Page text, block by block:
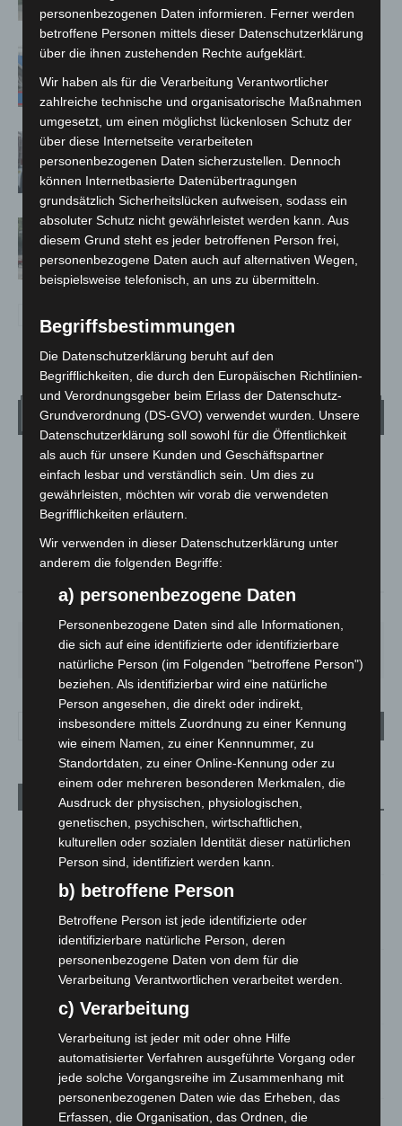
Kreuz
Mann läuft mit Hockeyschläger über
A7 – Polizei sucht Zeugen
Celle: Mensch stirbt bei Bagger-Unfall
auf Baustelle
Gasleitung bei McDonald’s-Umbau in
Langenhagen beschädigt
Wetter
LANGENHAGEN
Überwiegend Bewölkt
23.5°
1.3m/s
MO.
27°
DI.
25°
MI.
26°
DO.
30°
FR.
34°
Aktuelle Beiträge
M’era Luna 2026: 25.000 Fans feiern in Hildesheim
10. August 2026
Kunst trifft Weingenuss: Barbara-Susann Mehring zeigt ihre
A2: Zweite Turbobaustelle startet zwischen Hannover-West
und Bothfeld
8. August 2026
Niedersachsen: Feuerwehrkräfte kehren nach
Waldbrandeinsatz aus Spanien zurück
7. August 2026
Hannover: Erste Tigermücken-Population in Niedersachsen
personenbezogenen Daten informieren. Ferner werden
betroffene Personen mittels dieser Datenschutzerklärung
über die ihnen zustehenden Rechte aufgeklärt.
Wir haben als für die Verarbeitung Verantwortlicher
zahlreiche technische und organisatorische Maßnahmen
umgesetzt, um einen möglichst lückenlosen Schutz der
über diese Internetseite verarbeiteten
personenbezogenen Daten sicherzustellen. Dennoch
können Internetbasierte Datenübertragungen
grundsätzlich Sicherheitslücken aufweisen, sodass ein
absoluter Schutz nicht gewährleistet werden kann. Aus
diesem Grund steht es jeder betroffenen Person frei,
personenbezogene Daten auch auf alternativen Wegen,
beispielsweise telefonisch, an uns zu übermitteln.
Begriffsbestimmungen
Die Datenschutzerklärung beruht auf den
Begrifflichkeiten, die durch den Europäischen Richtlinien-
und Verordnungsgeber beim Erlass der Datenschutz-
Grundverordnung (DS-GVO) verwendet wurden. Unsere
Datenschutzerklärung soll sowohl für die Öffentlichkeit
als auch für unsere Kunden und Geschäftspartner
einfach lesbar und verständlich sein. Um dies zu
gewährleisten, möchten wir vorab die verwendeten
Begrifflichkeiten erläutern.
Wir verwenden in dieser Datenschutzerklärung unter
anderem die folgenden Begriffe:
a) personenbezogene Daten
Personenbezogene Daten sind alle Informationen,
die sich auf eine identifizierte oder identifizierbare
natürliche Person (im Folgenden "betroffene Person")
beziehen. Als identifizierbar wird eine natürliche
Person angesehen, die direkt oder indirekt,
insbesondere mittels Zuordnung zu einer Kennung
wie einem Namen, zu einer Kennnummer, zu
Standortdaten, zu einer Online-Kennung oder zu
einem oder mehreren besonderen Merkmalen, die
Ausdruck der physischen, physiologischen,
genetischen, psychischen, wirtschaftlichen,
kulturellen oder sozialen Identität dieser natürlichen
Person sind, identifiziert werden kann.
b) betroffene Person
Betroffene Person ist jede identifizierte oder
identifizierbare natürliche Person, deren
personenbezogene Daten von dem für die
Verarbeitung Verantwortlichen verarbeitet werden.
c) Verarbeitung
Verarbeitung ist jeder mit oder ohne Hilfe
automatisierter Verfahren ausgeführte Vorgang oder
jede solche Vorgangsreihe im Zusammenhang mit
personenbezogenen Daten wie das Erheben, das
Erfassen, die Organisation, das Ordnen, die